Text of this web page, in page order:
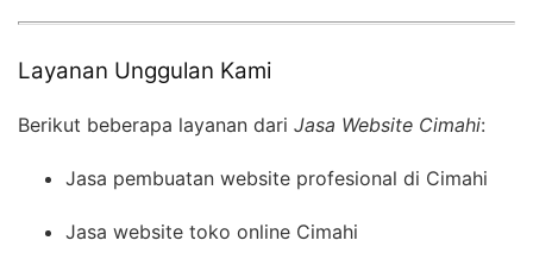
Layanan Unggulan Kami
Berikut beberapa layanan dari Jasa Website Cimahi:
Jasa pembuatan website profesional di Cimahi
Jasa website toko online Cimahi